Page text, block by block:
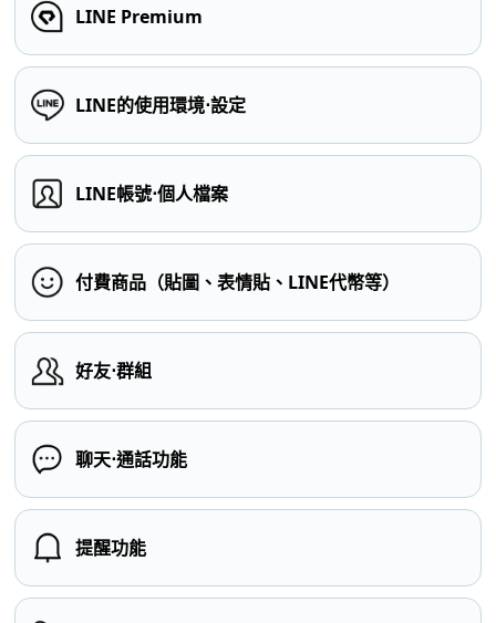
LINE Premium
LINE的使用環境⋅設定
LINE帳號⋅個人檔案
付費商品（貼圖、表情貼、LINE代幣等）
好友⋅群組
聊天⋅通話功能
提醒功能